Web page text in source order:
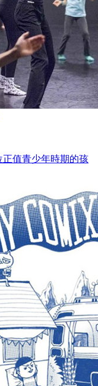
正值青少年時期的孩